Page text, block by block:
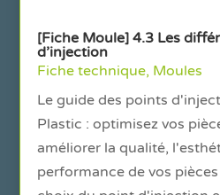
[Fiche Moule] 4.3 Les
d’injection
Fiche technique, Moules
Le guide des points
Plastic : optimisez vos
améliorer la qualité,
performance de vos